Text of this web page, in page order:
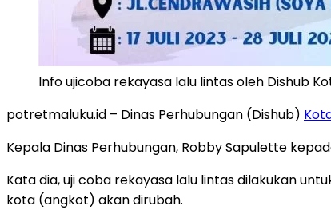
Info ujicoba rekayasa lalu lintas oleh Dishub
potretmaluku.id – Dinas Perhubungan (Dishub)
Kepala Dinas Perhubungan, Robby Sapulette
Kata dia, uji coba rekayasa lalu lintas dilakukan
kota (angkot) akan dirubah.